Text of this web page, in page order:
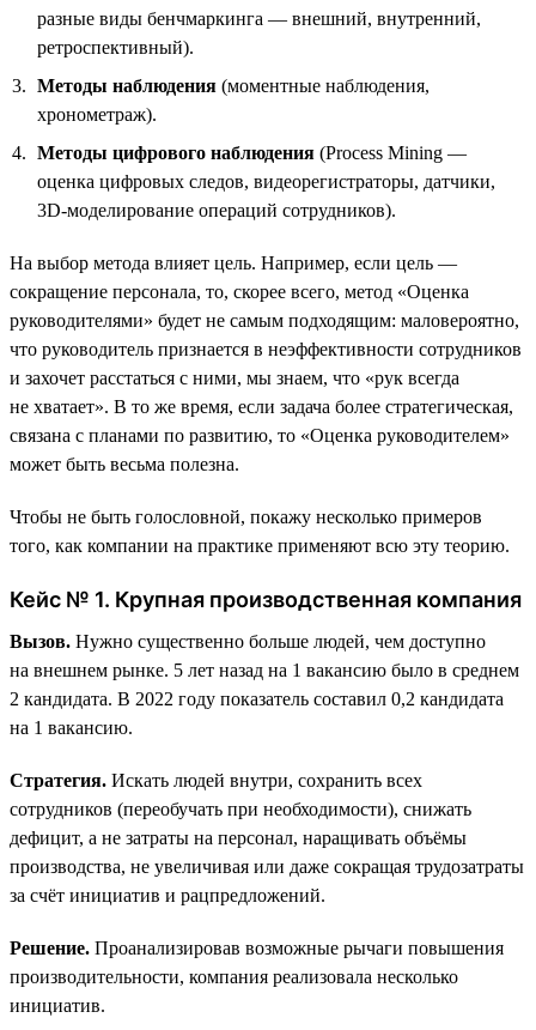
разные виды бенчмаркинга — внешний, внутренний,
ретроспективный).
Методы наблюдения (моментные наблюдения,
хронометраж).
Методы цифрового наблюдения (Process Mining —
оценка цифровых следов, видеорегистраторы, датчики,
3D-моделирование операций сотрудников).
На выбор метода влияет цель. Например, если цель —
сокращение персонала, то, скорее всего, метод «Оценка
руководителями» будет не самым подходящим: маловероятно,
что руководитель признается в неэффективности сотрудников
и захочет расстаться с ними, мы знаем, что «рук всегда
не хватает». В то же время, если задача более стратегическая,
связана с планами по развитию, то «Оценка руководителем»
может быть весьма полезна.
Чтобы не быть голословной, покажу несколько примеров
того, как компании на практике применяют всю эту теорию.
Кейс № 1. Крупная производственная компания
Вызов. Нужно существенно больше людей, чем доступно
на внешнем рынке. 5 лет назад на 1 вакансию было в среднем
2 кандидата. В 2022 году показатель составил 0,2 кандидата
на 1 вакансию.
Стратегия. Искать людей внутри, сохранить всех
сотрудников (переобучать при необходимости), снижать
дефицит, а не затраты на персонал, наращивать объёмы
производства, не увеличивая или даже сокращая трудозатраты
за счёт инициатив и рацпредложений.
Решение. Проанализировав возможные рычаги повышения
производительности, компания реализовала несколько
инициатив.